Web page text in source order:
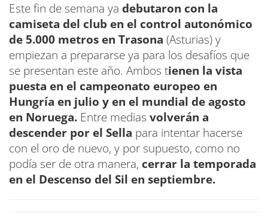
Este fin de semana ya debutaron con la
camiseta del club en el control autonómico
de 5.000 metros en Trasona (Asturias) y
empiezan a prepararse ya para los desafíos que
se presentan este año. Ambos tienen la vista
puesta en el campeonato europeo en
Hungría en julio y en el mundial de agosto
en Noruega. Entre medias volverán a
descender por el Sella para intentar hacerse
con el oro de nuevo, y por supuesto, como no
podía ser de otra manera, cerrar la temporada
en el Descenso del Sil en septiembre.